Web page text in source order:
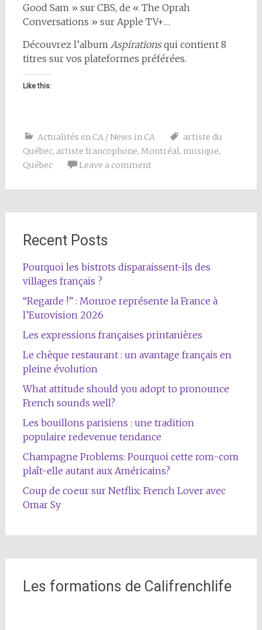
Good Sam » sur CBS, de « The Oprah
Conversations » sur Apple TV+…
Découvrez l’album Aspirationsqui contient 8
titres sur vos plateformes préférées.
Like this:
Actualités en CA / News in CA
artiste du
Québec, artiste francophone, Montréal, musique,
Québec
Leave a comment
Recent Posts
Pourquoi les bistrots disparaissent-ils des
villages français ?
“Regarde !” : Monroe représente la France à
l’Eurovision 2026
Les expressions françaises printanières
Le chèque restaurant : un avantage français en
pleine évolution
What attitude should you adopt to pronounce
French sounds well?
Les bouillons parisiens : une tradition
populaire redevenue tendance
Champagne Problems: Pourquoi cette rom-com
plaît-elle autant aux Américains?
Coup de coeur sur Netflix: French Lover avec
Omar Sy
Les formations de Califrenchlife